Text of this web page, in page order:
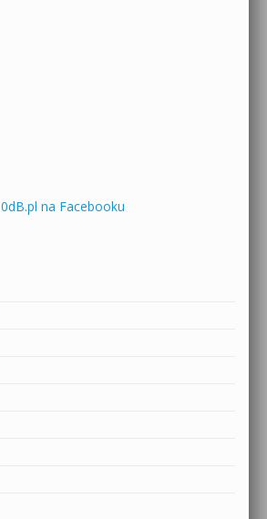
0dB.pl na Facebooku